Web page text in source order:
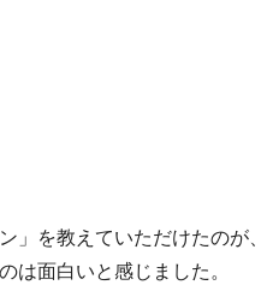
」を教えていただけたのが、
は面白いと感じました。